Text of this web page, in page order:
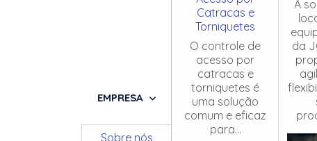
EMPRESA
Sobre nós
Catracas e
Torniquetes
O controle de
acesso por
catracas e
torniquetes é
uma solução
comum e eficaz
para...
A
da